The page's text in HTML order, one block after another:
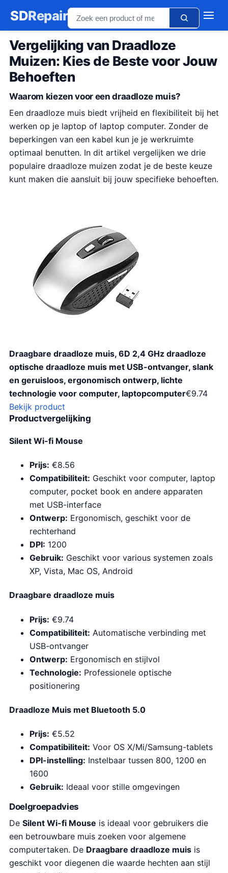
SDRepair
Vergelijking van Draadloze
Muizen: Kies de Beste voor Jouw
Behoeften
Waarom kiezen voor een draadloze muis?
Een draadloze muis biedt vrijheid en flexibiliteit bij het
werken op je laptop of laptop computer. Zonder de
beperkingen van een kabel kun je je werkruimte
optimaal benutten. In dit artikel vergelijken we drie
populaire draadloze muizen zodat je de beste keuze
kunt maken die aansluit bij jouw specifieke behoeften.
Draagbare draadloze muis, 6D 2,4 GHz draadloze
optische draadloze muis met USB-ontvanger, slank
en geruisloos, ergonomisch ontwerp, lichte
technologie voor computer, laptopcomputer€9.74
Bekijk product
Productvergelijking
Silent Wi-fi Mouse
Prijs: €8.56
Compatibiliteit: Geschikt voor computer, laptop
computer, pocket book en andere apparaten
met USB-interface
Ontwerp: Ergonomisch, geschikt voor de
rechterhand
DPI: 1200
Gebruik: Geschikt voor various systemen zoals
XP, Vista, Mac OS, Android
Draagbare draadloze muis
Prijs: €9.74
Compatibiliteit: Automatische verbinding met
USB-ontvanger
Ontwerp: Ergonomisch en stijlvol
Technologie: Professionele optische
positionering
Draadloze Muis met Bluetooth 5.0
Prijs: €5.52
Compatibiliteit: Voor OS X/Mi/Samsung-tablets
DPI-instelling: Instelbaar tussen 800, 1200 en
1600
Gebruik: Ideaal voor stille omgevingen
Doelgroepadvies
De Silent Wi-fi Mouse is ideaal voor gebruikers die
een betrouwbare muis zoeken voor algemene
computertaken. De Draagbare draadloze muis is
geschikt voor diegenen die waarde hechten aan stijl